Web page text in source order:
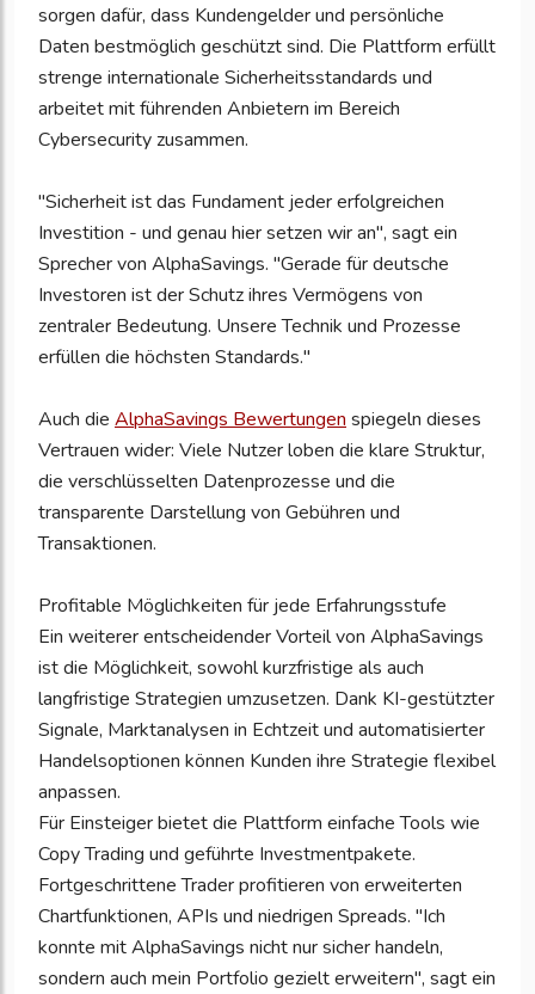
sorgen dafür, dass Kundengelder und persönliche
Daten bestmöglich geschützt sind. Die Plattform erfüllt
strenge internationale Sicherheitsstandards und
arbeitet mit führenden Anbietern im Bereich
Cybersecurity zusammen.
"Sicherheit ist das Fundament jeder erfolgreichen
Investition - und genau hier setzen wir an", sagt ein
Sprecher von AlphaSavings. "Gerade für deutsche
Investoren ist der Schutz ihres Vermögens von
zentraler Bedeutung. Unsere Technik und Prozesse
erfüllen die höchsten Standards."
Auch die AlphaSavings Bewertungen spiegeln dieses
Vertrauen wider: Viele Nutzer loben die klare Struktur,
die verschlüsselten Datenprozesse und die
transparente Darstellung von Gebühren und
Transaktionen.
Profitable Möglichkeiten für jede Erfahrungsstufe
Ein weiterer entscheidender Vorteil von AlphaSavings
ist die Möglichkeit, sowohl kurzfristige als auch
langfristige Strategien umzusetzen. Dank KI-gestützter
Signale, Marktanalysen in Echtzeit und automatisierter
Handelsoptionen können Kunden ihre Strategie flexibel
anpassen.
Für Einsteiger bietet die Plattform einfache Tools wie
Copy Trading und geführte Investmentpakete.
Fortgeschrittene Trader profitieren von erweiterten
Chartfunktionen, APIs und niedrigen Spreads. "Ich
konnte mit AlphaSavings nicht nur sicher handeln,
sondern auch mein Portfolio gezielt erweitern", sagt ein